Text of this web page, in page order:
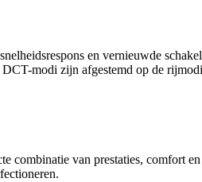
en vernieuwde
modi zijn afgestemd op de
van prestaties, comfort